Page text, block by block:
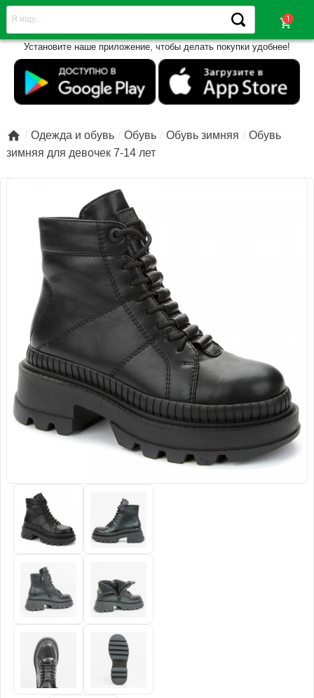
shopping_cart
Установите наше приложение, чтобы делать покупки удобнее!
 Одежда и обувь Обувь Обувь зимняя
Обувь
зимняя для девочек 7-14 лет